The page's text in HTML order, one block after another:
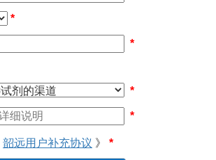
*
*
*
*
韶远用户补充协议 》 *